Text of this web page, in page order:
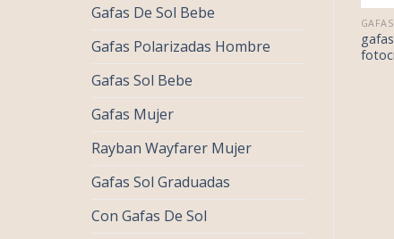
Gafas De Sol Bebe
Gafas Polarizadas Hombre
Gafas Sol Bebe
Gafas Mujer
Rayban Wayfarer Mujer
Gafas Sol Graduadas
Con Gafas De Sol
gafas
€37.00
gafas
fotocromaticas